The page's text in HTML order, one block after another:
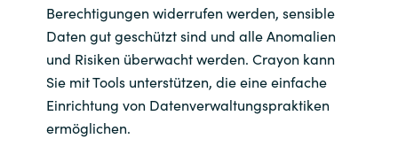
Berechtigungen widerrufen werden, sensible
Daten gut geschützt sind und alle Anomalien
und Risiken überwacht werden. Crayon kann
Sie mit Tools unterstützen, die eine einfache
Einrichtung von Datenverwaltungspraktiken
ermöglichen.